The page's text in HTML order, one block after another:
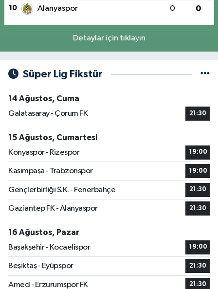
10 Alanyaspor 0 0
Detaylar için tıklayın
Süper Lig Fikstür
14 Ağustos, Cuma
Galatasaray - Çorum FK
21:30
15 Ağustos, Cumartesi
Konyaspor - Rizespor
19:00
Kasımpaşa - Trabzonspor 19:00
Gençlerbirliği S.K. - Fenerbahçe 21:30
Gaziantep FK - Alanyaspor 21:30
16 Ağustos, Pazar
Başakşehir - Kocaelispor
19:00
Beşiktaş - Eyüpspor 21:30
Amed - Erzurumspor FK 21:30